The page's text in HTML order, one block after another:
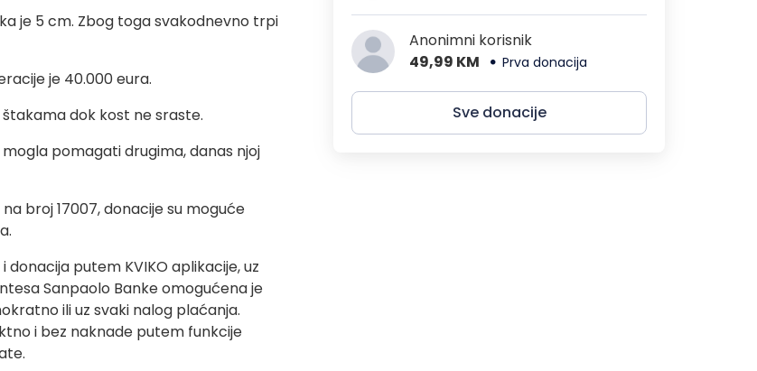
je 5 cm. Zbog toga svakodnevno trpi
je 40.000 eura.
dok kost ne sraste.
pomagati drugima, danas njoj
broj 17007, donacije su moguće
donacija putem KVIKO aplikacije, uz
Sanpaolo Banke omogućena je
ili uz svaki nalog plaćanja.
i bez naknade putem funkcije
Anonimni korisnik
49,99 KM
Prva donacija
Sve donacije